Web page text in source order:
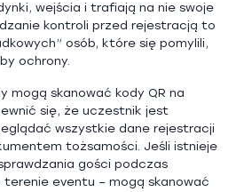
wejścia i trafiają na nie swoje
kontroli przed rejestracją to
osób, które się pomylili,
ochrony.
mogą skanować kody QR na
się, że uczestnik jest
wszystkie dane rejestracji
tożsamości. Jeśli istnieje
gości podczas
eventu – mogą skanować